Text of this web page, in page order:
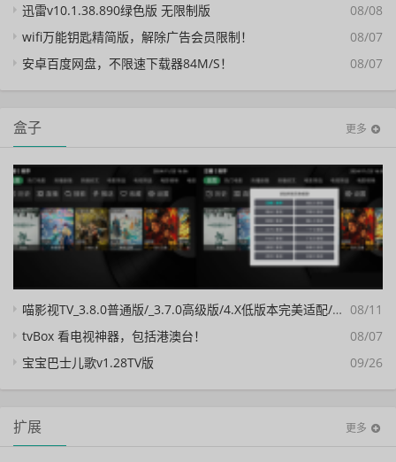
08/08
迅雷v10.1.38.890绿色版 无限制版
08/07
wifi万能钥匙精简版，解除广告会员限制！
08/07
安卓百度网盘，不限速下载器84M/S！
盒子 更多
08/11
喵影视TV_3.8.0普通版/_3.7.0高级版/4.X低版本完美适配/内置源/4K超清
08/07
tvBox 看电视神器，包括港澳台！
09/26
宝宝巴士儿歌v1.28TV版
扩展 更多